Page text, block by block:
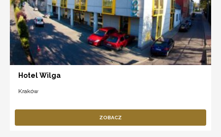
Hotel Wilga
Kraków
ZOBACZ